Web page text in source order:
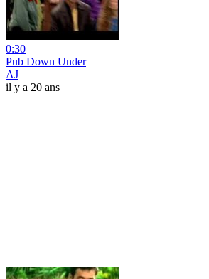
0:30
Pub Down Under
AJ
il y a 20 ans